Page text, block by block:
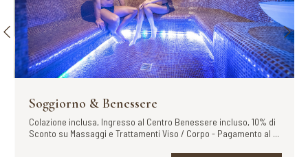
Soggiorno & Benessere
Colazione inclusa, Ingresso al Centro Benessere incluso, 10% di
Sconto su Massaggi e Trattamenti Viso / Corpo - Pagamento al ...